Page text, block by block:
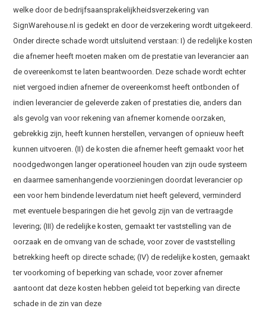
welke door de bedrijfsaansprakelijkheidsverzekering van
SignWarehouse.nl is gedekt en door de verzekering wordt uitgekeerd.
Onder directe schade wordt uitsluitend verstaan: I) de redelijke kosten
die afnemer heeft moeten maken om de prestatie van leverancier aan
de overeenkomst te laten beantwoorden. Deze schade wordt echter
niet vergoed indien afnemer de overeenkomst heeft ontbonden of
indien leverancier de geleverde zaken of prestaties die, anders dan
als gevolg van voor rekening van afnemer komende oorzaken,
gebrekkig zijn, heeft kunnen herstellen, vervangen of opnieuw heeft
kunnen uitvoeren. (II) de kosten die afnemer heeft gemaakt voor het
noodgedwongen langer operationeel houden van zijn oude systeem
en daarmee samenhangende voorzieningen doordat leverancier op
een voor hem bindende leverdatum niet heeft geleverd, verminderd
met eventuele besparingen die het gevolg zijn van de vertraagde
levering; (III) de redelijke kosten, gemaakt ter vaststelling van de
oorzaak en de omvang van de schade, voor zover de vaststelling
betrekking heeft op directe schade; (IV) de redelijke kosten, gemaakt
ter voorkoming of beperking van schade, voor zover afnemer
aantoont dat deze kosten hebben geleid tot beperking van directe
schade in de zin van deze